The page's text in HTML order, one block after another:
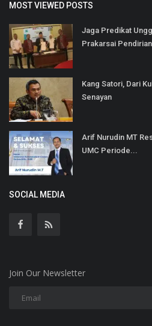
MOST VIEWED POSTS
Jaga Predikat
Prakarsai
Kang Satori, Dari
Senayan
Arif Nurudin MT
UMC Periode...
SOCIAL MEDIA
Join Our Newsletter